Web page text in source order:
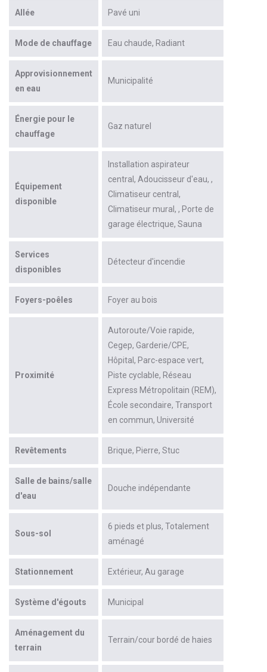
Allée Pavé uni
Mode de chauffage Eau chaude Radiant
Approvisionnement
en eau
Municipalité
Énergie pour le
chauffage
Gaz naturel
Équipement
disponible
Installation aspirateur
central Adoucisseur d'eau
Climatiseur central
Climatiseur mural
Porte de
garage électrique Sauna
Services
disponibles
Détecteur d'incendie
Foyers-poêles Foyer au bois
Proximité
Autoroute/Voie rapide
Cegep Garderie/CPE
Hôpital Parc-espace vert
Piste cyclable Réseau
Express Métropolitain (REM)
École secondaire Transport
en commun Université
Revêtements Brique Pierre Stuc
Salle de bains/salle
d'eau
Douche indépendante
Sous-sol
6 pieds et plus Totalement
aménagé
Stationnement Extérieur Au garage
Système d'égouts Municipal
Aménagement du
terrain
Terrain/cour bordé de haies